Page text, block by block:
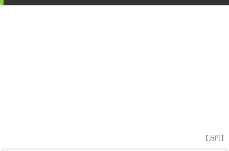
【万円】